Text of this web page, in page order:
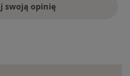
swoją opinię